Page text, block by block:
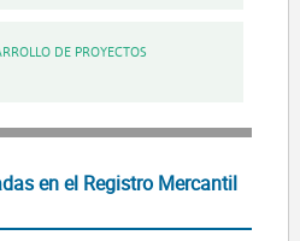
DE PROYECTOS
en el Registro Mercantil